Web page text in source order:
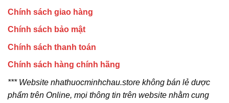
Chính sách giao hàng
Chính sách bảo mật
Chính sách thanh toán
Chính sách hàng chính hãng
*** Website nhathuocminhchau.store không bán lẻ dược
phẩm trên Online, mọi thông tin trên website nhằm cung